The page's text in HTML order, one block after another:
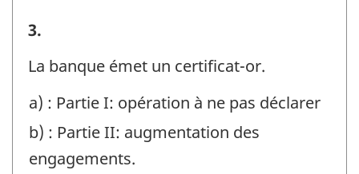
Exemples
-
Identificateur
de
question
:
3.
La banque émet un certificat-or.
a) : Partie I: opération à ne pas déclarer
b) : Partie II: augmentation des
engagements.